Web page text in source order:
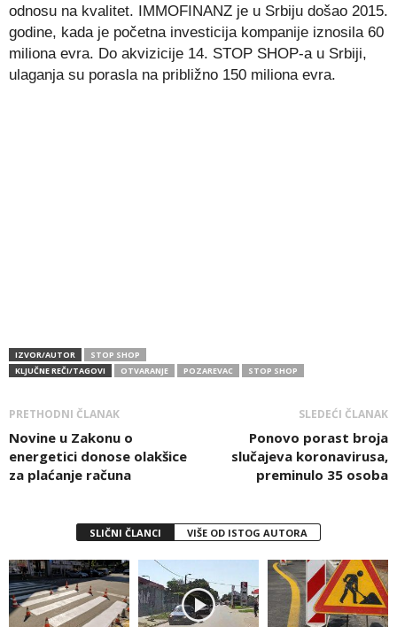
odnosu na kvalitet. IMMOFINANZ je u Srbiju došao 2015.
godine, kada je početna investicija kompanije iznosila 60
miliona evra. Do akvizicije 14. STOP SHOP-a u Srbiji,
ulaganja su porasla na približno 150 miliona evra.
IZVOR/AUTOR
STOP SHOP
KLJUČNE REČI/TAGOVI
OTVARANJE POZAREVAC STOP SHOP
PRETHODNI ČLANAK
Novine u Zakonu o
energetici donose olakšice
za plaćanje računa
SLEDEĆI ČLANAK
Ponovo porast broja
slučajeva koronavirusa,
preminulo 35 osoba
SLIČNI ČLANCI VIŠE OD ISTOG AUTORA